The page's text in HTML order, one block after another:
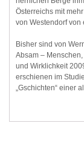
Österreichs mit
von Westendorf von
Bisher sind von
Absam –
und Wirklichkeit
erschienen im
„Gschichten“ einer